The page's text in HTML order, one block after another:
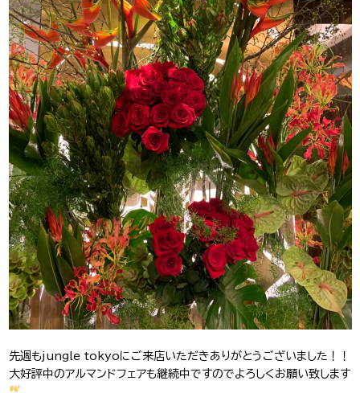
Shop Info 店舗一覧
J-Tokyo
Entertainment
プロダクション事業
先週もjungle tokyoにご来店いただきありがとうございました！！
大好評中のアルマンドフェアも継続中ですのでよろしくお願い致します